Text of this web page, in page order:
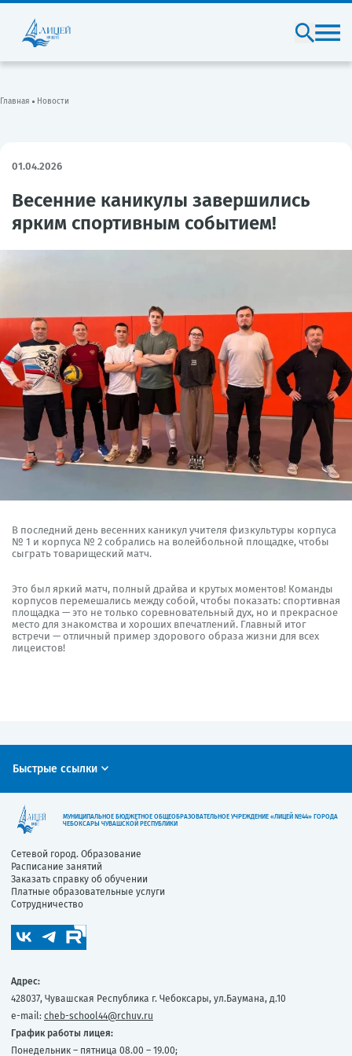
Главная Новости
01.04.2026
Весенние каникулы завершились
ярким спортивным событием!
В последний день весенних каникул учителя физкультуры корпуса
№ 1 и корпуса № 2 собрались на волейбольной площадке, чтобы
сыграть товарищеский матч.
Это был яркий матч, полный драйва и крутых моментов! Команды
корпусов перемешались между собой, чтобы показать: спортивная
площадка — это не только соревновательный дух, но и прекрасное
место для знакомства и хороших впечатлений. Главный итог
встречи — отличный пример здорового образа жизни для всех
лицеистов!
Быстрые ссылки
МУНИЦИПАЛЬНОЕ БЮДЖЕТНОЕ ОБЩЕОБРАЗОВАТЕЛЬНОЕ УЧРЕЖДЕНИЕ «ЛИЦЕЙ №44» ГОРОДА
ЧЕБОКСАРЫ ЧУВАШСКОЙ РЕСПУБЛИКИ
Сетевой город. Образование
Расписание занятий
Заказать справку об обучении
Платные образовательные услуги
Сотрудничество
Адрес:
428037, Чувашская Республика г. Чебоксары, ул.Баумана, д.10
e-mail: cheb-school44@rchuv.ru
График работы лицея:
Понедельник – пятница 08.00 – 19.00;